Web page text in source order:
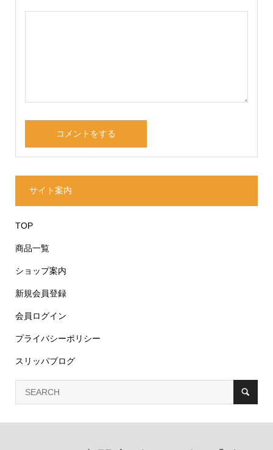
サイト案内
TOP
商品一覧
ショップ案内
新規会員登録
会員ログイン
プライバシーポリシー
スリッパブログ